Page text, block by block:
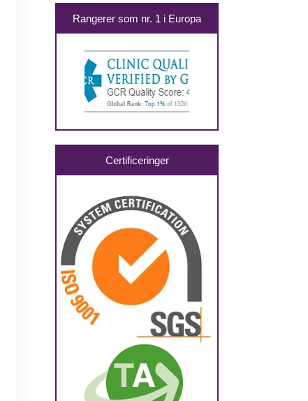
Rangerer som nr. 1 i Europa
Certificeringer